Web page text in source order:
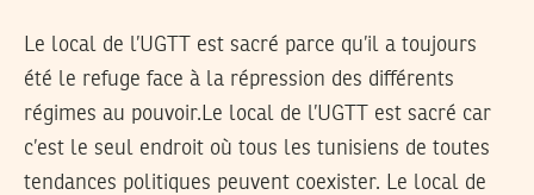
Le local de l’UGTT est sacré parce qu’il a toujours
été le refuge face à la répression des différents
régimes au pouvoir.Le local de l’UGTT est sacré car
c’est le seul endroit où tous les tunisiens de toutes
tendances politiques peuvent coexister. Le local de